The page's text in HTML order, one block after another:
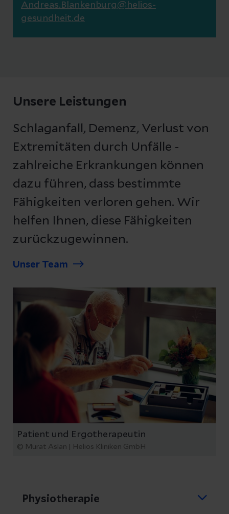
Andreas.Blankenburg@helios-
gesundheit.de
Unsere Leistungen
Schlaganfall, Demenz, Verlust von
Extremitäten durch Unfälle -
zahlreiche Erkrankungen können
dazu führen, dass bestimmte
Fähigkeiten verloren gehen. Wir
helfen Ihnen, diese Fähigkeiten
zurückzugewinnen.
Unser Team
Patient und Ergotherapeutin
© Murat Aslan | Helios Kliniken GmbH
Physiotherapie